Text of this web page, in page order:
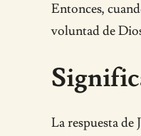
Entonces,
voluntad de
La respuesta de